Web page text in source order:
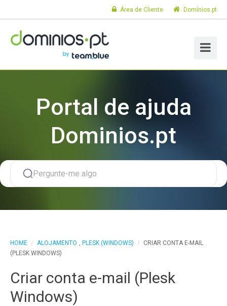
Domínios.pt
Área de Cliente
Portal de ajuda
Dominios.pt
HOME / ALOJAMENTO , PLESK (WINDOWS) /
CRIAR CONTA E-MAIL
(PLESK WINDOWS)
Criar conta e-mail (Plesk
Windows)